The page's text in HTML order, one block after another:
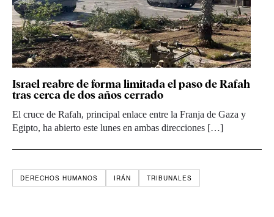
Israel reabre de forma limitada el paso de Rafah
tras cerca de dos años cerrado
El cruce de Rafah, principal enlace entre la Franja de Gaza y
Egipto, ha abierto este lunes en ambas direcciones […]
DERECHOS HUMANOS IRÁN TRIBUNALES